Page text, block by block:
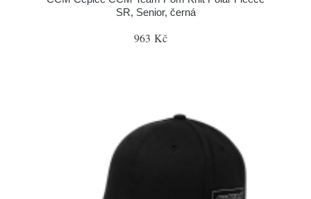
SR, Senior, černá
963 Kč